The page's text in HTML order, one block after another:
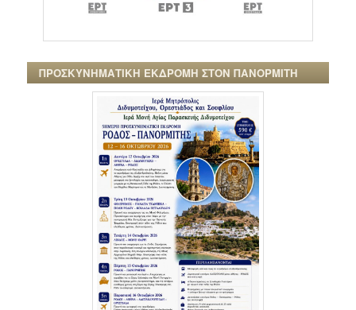
ΠΡΟΣΚΥΝΗΜΑΤΙΚΗ ΕΚΔΡΟΜΗ ΣΤΟΝ ΠΑΝΟΡΜΙΤΗ